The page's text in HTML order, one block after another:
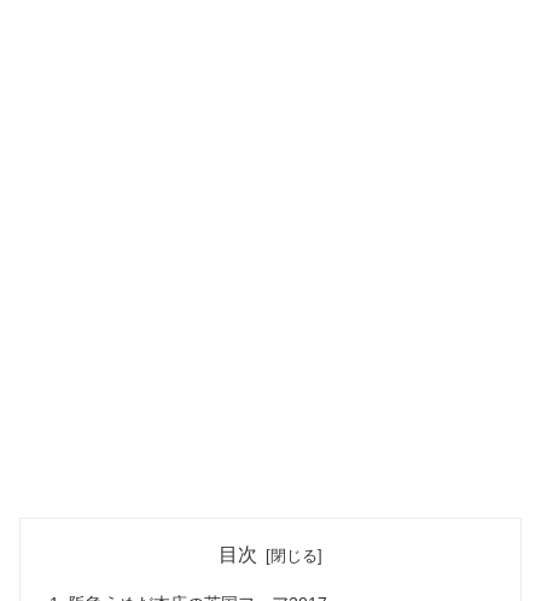
目次